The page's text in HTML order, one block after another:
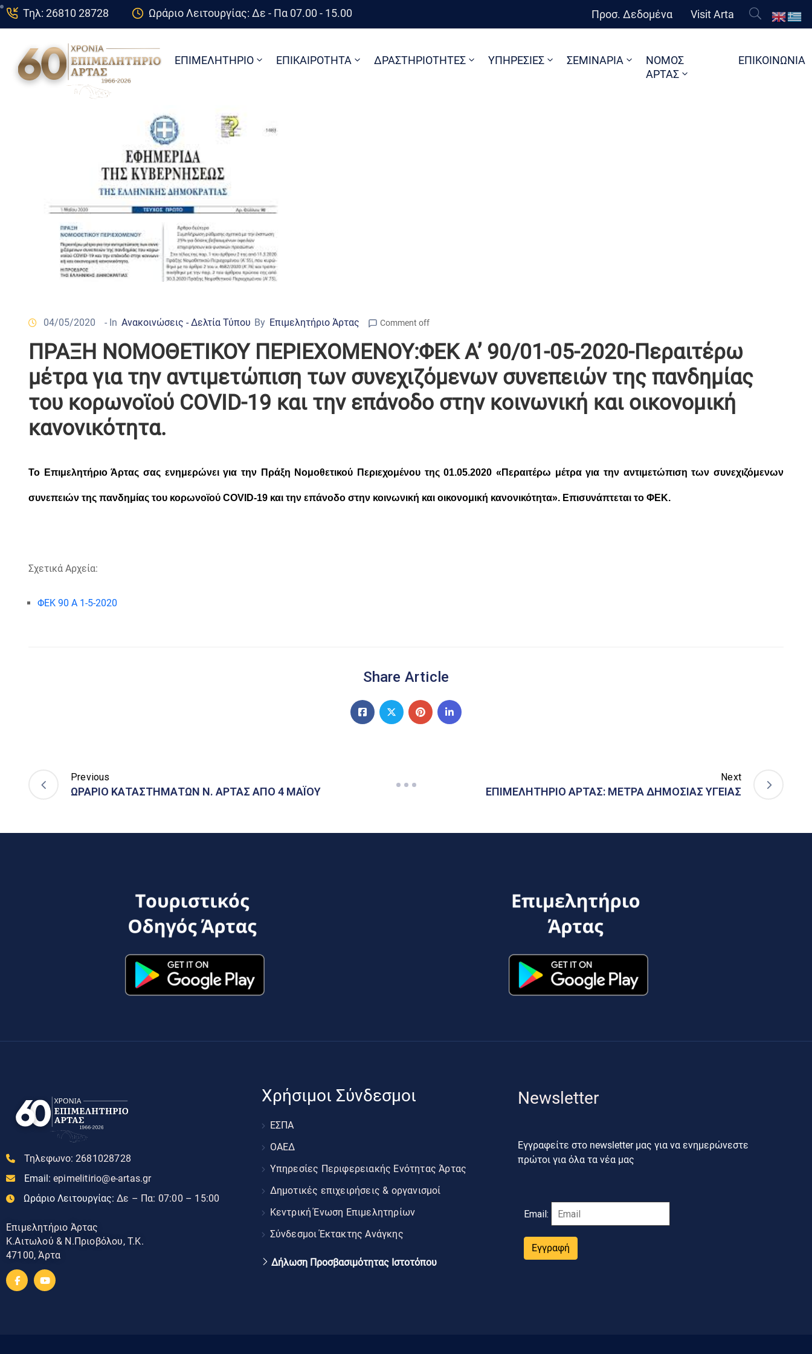
Τηλ: 26810 28728 Ωράριο Λειτουργίας: Δε - Πα 07.00 - 15.00 Προσ. Δεδομένα Visit Arta
ΕΠΙΜΕΛΗΤΗΡΙΟ ΕΠΙΚΑΙΡΟΤΗΤΑ ΔΡΑΣΤΗΡΙΟΤΗΤΕΣ ΥΠΗΡΕΣΙΕΣ ΣΕΜΙΝΑΡΙΑ
ΝΟΜΟΣ
ΑΡΤΑΣ
ΕΠΙΚΟΙΝΩΝΙΑ
04/05/2020 - In Ανακοινώσεις - Δελτία Τύπου By Επιμελητήριο Άρτας Comment off
ΠΡΑΞΗ ΝΟΜΟΘΕΤΙΚΟΥ ΠΕΡΙΕΧΟΜΕΝΟΥ:ΦΕΚ Α’ 90/01-05-2020-Περαιτέρω
μέτρα για την αντιμετώπιση των συνεχιζόμενων συνεπειών της πανδημίας
του κορωνοϊού COVID-19 και την επάνοδο στην κοινωνική και οικονομική
κανονικότητα.
Το Επιμελητήριο Άρτας σας ενημερώνει για την Πράξη Νομοθετικού Περιεχομένου της 01.05.2020 «Περαιτέρω μέτρα για την αντιμετώπιση των συνεχιζόμενων
συνεπειών της πανδημίας του κορωνοϊού COVID-19 και την επάνοδο στην κοινωνική και οικονομική κανονικότητα». Επισυνάπτεται το ΦΕΚ.
Σχετικά Αρχεία:
ΦΕΚ 90 Α 1-5-2020
Share Article
Previous
ΩΡΑΡΙΟ ΚΑΤΑΣΤΗΜΑΤΩΝ Ν. ΑΡΤΑΣ ΑΠΟ 4 ΜΑΪΟΥ
Next
ΕΠΙΜΕΛΗΤΗΡΙΟ ΑΡΤΑΣ: ΜΕΤΡΑ ΔΗΜΟΣΙΑΣ ΥΓΕΙΑΣ
Τηλεφωνο: 2681028728
Email: epimelitirio@e-artas.gr
Ωράριο Λειτουργίας: Δε – Πα: 07:00 – 15:00
Επιμελητήριο Άρτας
Κ.Αιτωλού & Ν.Πριοβόλου, Τ.Κ.
47100, Άρτα
Χρήσιμοι Σύνδεσμοι
ΕΣΠΑ
ΟΑΕΔ
Υπηρεσίες Περιφερειακής Ενότητας Άρτας
Δημοτικές επιχειρήσεις & οργανισμοί
Κεντρική Ένωση Επιμελητηρίων
Σύνδεσμοι Έκτακτης Ανάγκης
Δήλωση Προσβασιμότητας Ιστοτόπου
Newsletter
Εγγραφείτε στο newsletter μας για να ενημερώνεστε
πρώτοι για όλα τα νέα μας
Email:
Εγγραφή